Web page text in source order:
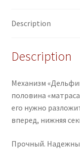
Description
Description
Механизм
половина
его нужно
вперед, нижняя
Прочный.